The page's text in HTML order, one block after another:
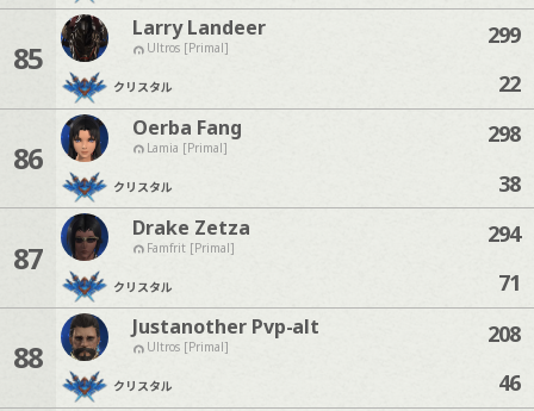
85
Larry Landeer
Ultros [Primal]
クリスタル
299
22
86
Oerba Fang
Lamia [Primal]
クリスタル
298
38
87
Drake Zetza
Famfrit [Primal]
クリスタル
294
71
88
Justanother Pvp-alt
Ultros [Primal]
クリスタル
208
46